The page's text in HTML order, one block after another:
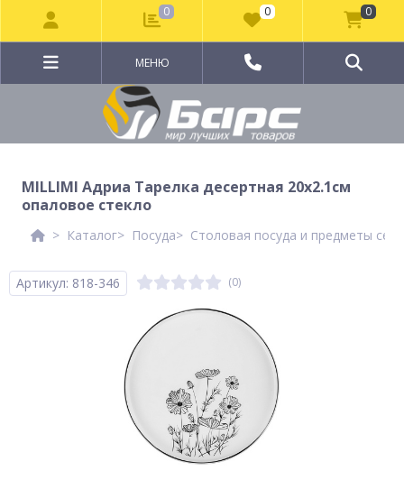
МЕНЮ
MILLIMI Адриа Тарелка десертная 20x2.1см
опаловое стекло
Каталог Посуда Столовая посуда и предметы
Артикул: 818-346 (0)
0 0 0